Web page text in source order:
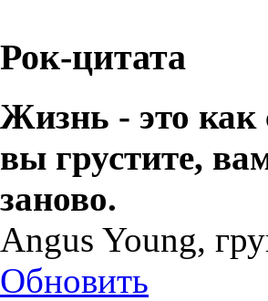
Рок-цитата
Жизнь - это как
вы грустите,
заново.
Angus Young,
Обновить